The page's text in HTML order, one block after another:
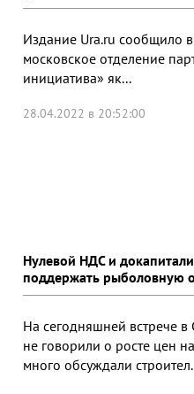
Издание Ura.ru сообщило
московское отделение
инициатива» як...
28.04.2022 в 20:52:00
Нулевой НДС и
поддержать рыболовную
На сегодняшней встрече
не говорили о росте цен
много обсуждали